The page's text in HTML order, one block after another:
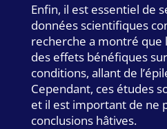
Enfin, il est essentiel de
données scientifiques
recherche a montré que
des effets bénéfiques
conditions, allant de
Cependant, ces études
et il est important de ne
conclusions hâtives.